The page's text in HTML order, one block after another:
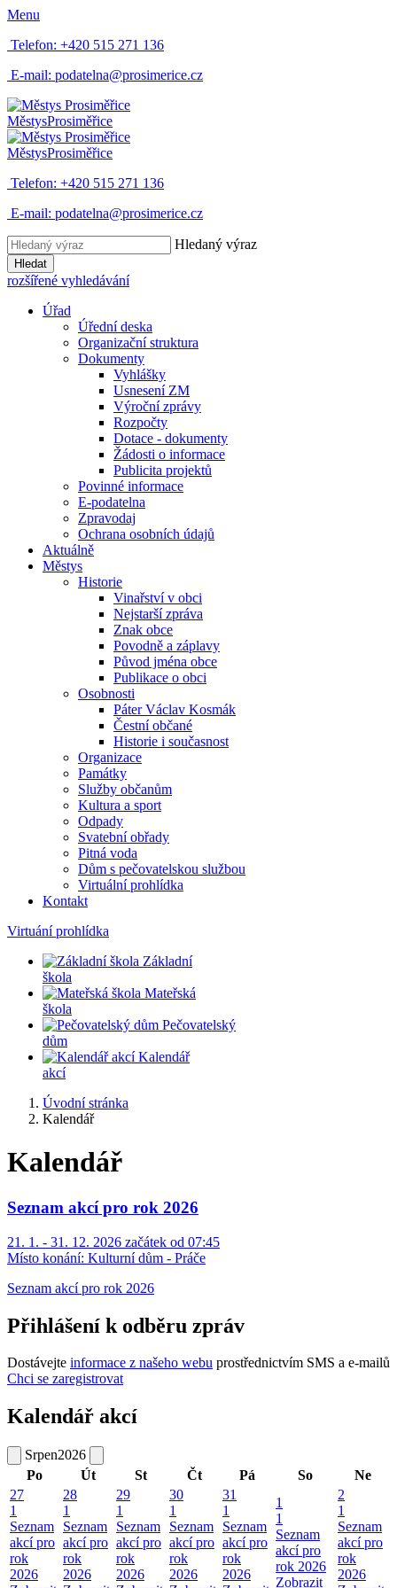
Menu
Telefon: +420 515 271 136
E-mail: podatelna@prosimerice.cz
MěstysProsiměřice
MěstysProsiměřice
Telefon: +420 515 271 136
E-mail: podatelna@prosimerice.cz
Hledaný výraz
Hledat
rozšířené vyhledávání
Úřad
Úřední deska
Organizační struktura
Dokumenty
Vyhlášky
Usnesení ZM
Výroční zprávy
Rozpočty
Dotace - dokumenty
Žádosti o informace
Publicita projektů
Povinné informace
E-podatelna
Zpravodaj
Ochrana osobních údajů
Aktuálně
Městys
Historie
Vinařství v obci
Nejstarší zpráva
Znak obce
Povodně a záplavy
Původ jména obce
Publikace o obci
Osobnosti
Páter Václav Kosmák
Čestní občané
Historie i současnost
Organizace
Památky
Služby občanům
Kultura a sport
Odpady
Svatební obřady
Pitná voda
Dům s pečovatelskou službou
Virtuální prohlídka
Kontakt
Virtuání prohlídka
Základní
škola
Mateřská
škola
Pečovatelský
dům
Kalendář
akcí
Úvodní stránka
Kalendář
Kalendář
Seznam akcí pro rok 2026
21. 1. - 31. 12. 2026 začátek od 07:45
Místo konání: Kulturní dům - Práče
Seznam akcí pro rok 2026
Přihlášení k odběru zpráv
Dostávejte informace z našeho webu prostřednictvím SMS a e-mailů
Chci se zaregistrovat
Kalendář akcí
Srpen2026
Po
Út St Čt Pá So
Ne
27
1
Seznam
akcí pro
rok
2026
28
1
Seznam
akcí pro
rok
2026
29
1
Seznam
akcí pro
rok
2026
30
1
Seznam
akcí pro
rok
2026
31
1
Seznam
akcí pro
rok
2026
1
1
Seznam
akcí pro
rok 2026
Zobrazit
2
1
Seznam
akcí pro
rok
2026